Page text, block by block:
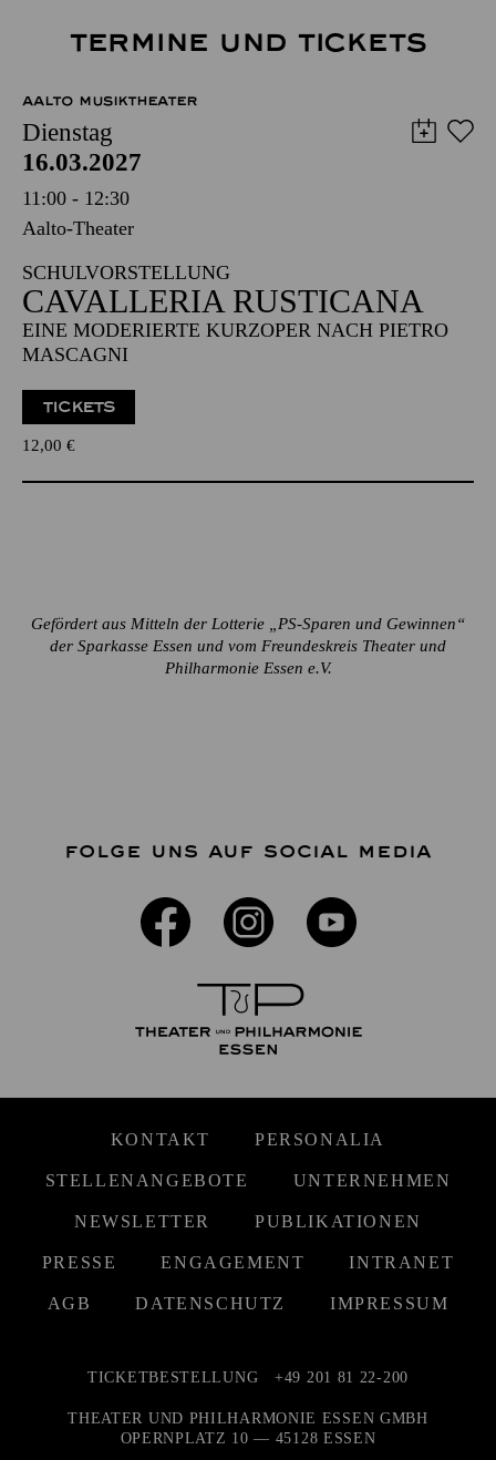
TERMINE UND TICKETS
AALTO MUSIKTHEATER
Dienstag
16.03.2027
11:00 - 12:30
Aalto-Theater
SCHULVORSTELLUNG
CAVALLERIA RUSTICANA
EINE MODERIERTE KURZOPER NACH PIETRO
MASCAGNI
TICKETS
12,00 €
Gefördert aus Mitteln der Lotterie „PS-Sparen und Gewinnen“
der Sparkasse Essen und vom Freundeskreis Theater und
Philharmonie Essen e.V.
FOLGE UNS AUF SOCIAL MEDIA
KONTAKT PERSONALIA
STELLENANGEBOTE UNTERNEHMEN
NEWSLETTER PUBLIKATIONEN
PRESSE ENGAGEMENT INTRANET
AGB DATENSCHUTZ IMPRESSUM
TICKETBESTELLUNG +49 201 81 22-200
THEATER UND PHILHARMONIE ESSEN GMBH
OPERNPLATZ 10 — 45128 ESSEN